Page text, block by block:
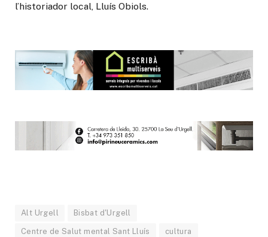
l’historiador local, Lluís Obiols.
Alt Urgell Bisbat d'Urgell
Centre de Salut mental Sant Lluís cultura